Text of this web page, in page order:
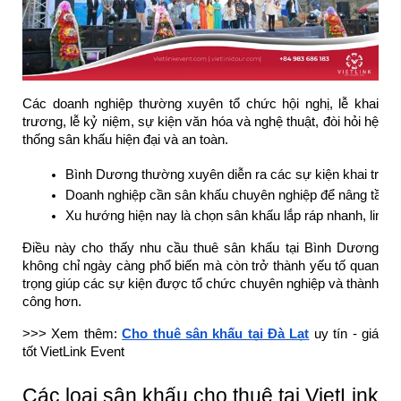
Các doanh nghiệp thường xuyên tổ chức hội nghị, lễ khai
trương, lễ kỷ niệm, sự kiện văn hóa và nghệ thuật, đòi hỏi hệ
thống sân khấu hiện đại và an toàn.
Bình Dương thường xuyên diễn ra các sự kiện khai
Doanh nghiệp cần sân khấu chuyên nghiệp để nâng
Xu hướng hiện nay là chọn sân khấu lắp ráp nhanh, linh
Điều này cho thấy nhu cầu thuê sân khấu tại Bình Dương
không chỉ ngày càng phổ biến mà còn trở thành yếu tố quan
trọng giúp các sự kiện được tổ chức chuyên nghiệp và thành
công hơn.
>>> Xem thêm:Cho thuê sân khấu tại Đà Lạt uy tín - giá
tốt VietLink Event
Các loại sân khấu cho thuê tại VietLink